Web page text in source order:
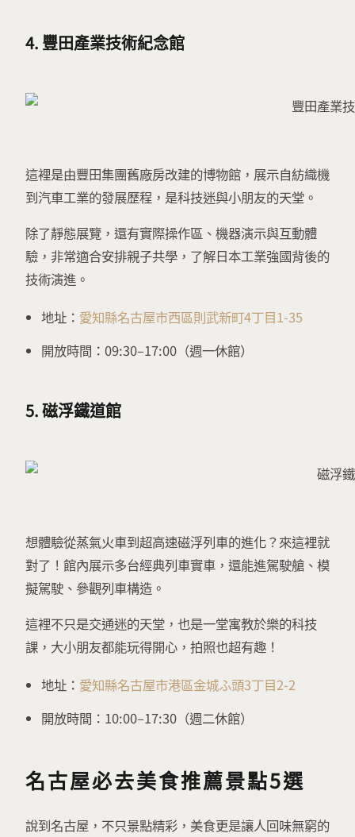
4. 豐田產業技術紀念館
這裡是由豐田集團舊廠房改建的博物館，展示自紡織機
到汽車工業的發展歷程，是科技迷與小朋友的天堂。
除了靜態展覽，還有實際操作區、機器演示與互動體
驗，非常適合安排親子共學，了解日本工業強國背後的
技術演進。
地址： 愛知縣名古屋市西區則武新町4丁目1-35
開放時間：09:30–17:00（週一休館）
5. 磁浮鐵道館
想體驗從蒸氣火車到超高速磁浮列車的進化？來這裡就
對了！館內展示多台經典列車實車，還能進駕駛艙、模
擬駕駛、參觀列車構造。
這裡不只是交通迷的天堂，也是一堂寓教於樂的科技
課，大小朋友都能玩得開心，拍照也超有趣！
地址： 愛知縣名古屋市港區金城ふ頭3丁目2-2
開放時間：10:00–17:30（週二休館）
名古屋必去美食推薦景點5選
說到名古屋，不只景點精彩，美食更是讓人回味無窮的